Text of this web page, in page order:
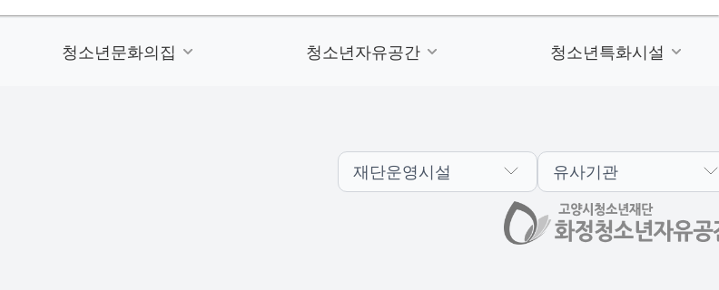
청소년문화의집 청소년자유공간 청소년특화시설
재단운영시설 유사기관